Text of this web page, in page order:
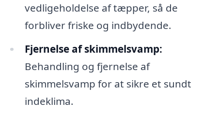
vedligeholdelse af tæpper, så de
forbliver friske og indbydende.
Fjernelse af skimmelsvamp:
Behandling og fjernelse af
skimmelsvamp for at sikre et sundt
indeklima.